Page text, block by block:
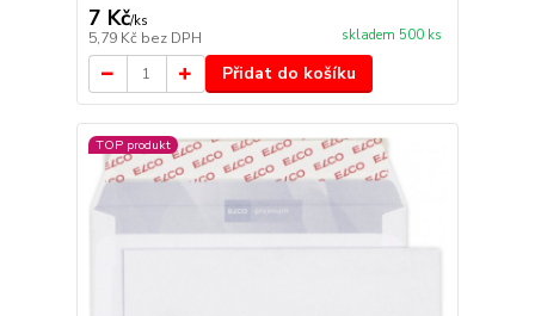
7 Kč/ks
5,79 Kč bez DPH skladem 500 ks
Přidat do košíku
TOP produkt